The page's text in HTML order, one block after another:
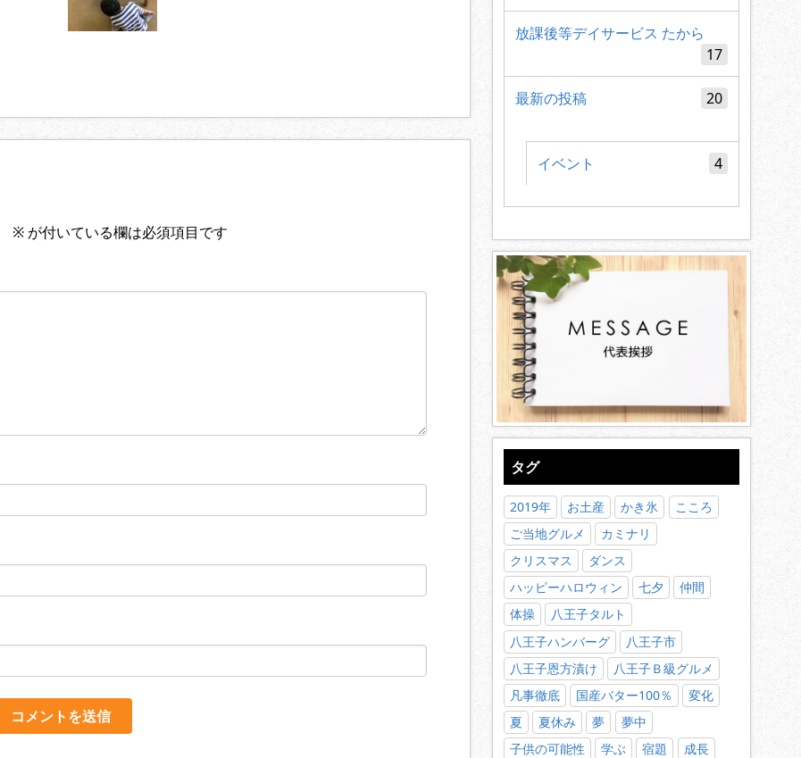
※ が付いている欄は必須項目です
放課後等デイサービス たから
17
最新の投稿 20
イベント 4
タグ
2019年 お土産 かき氷
こころ
ご当地グルメ
カミナリ
クリスマス
ダンス
ハッピーハロウィン
七夕
仲間
体操
八王子タルト
八王子ハンバーグ
八王子市
八王子恩方漬け
八王子Ｂ級グルメ
凡事徹底
国産バター100％
変化
夏
夏休み 夢
夢中
子供の可能性
学ぶ 宿題 成長